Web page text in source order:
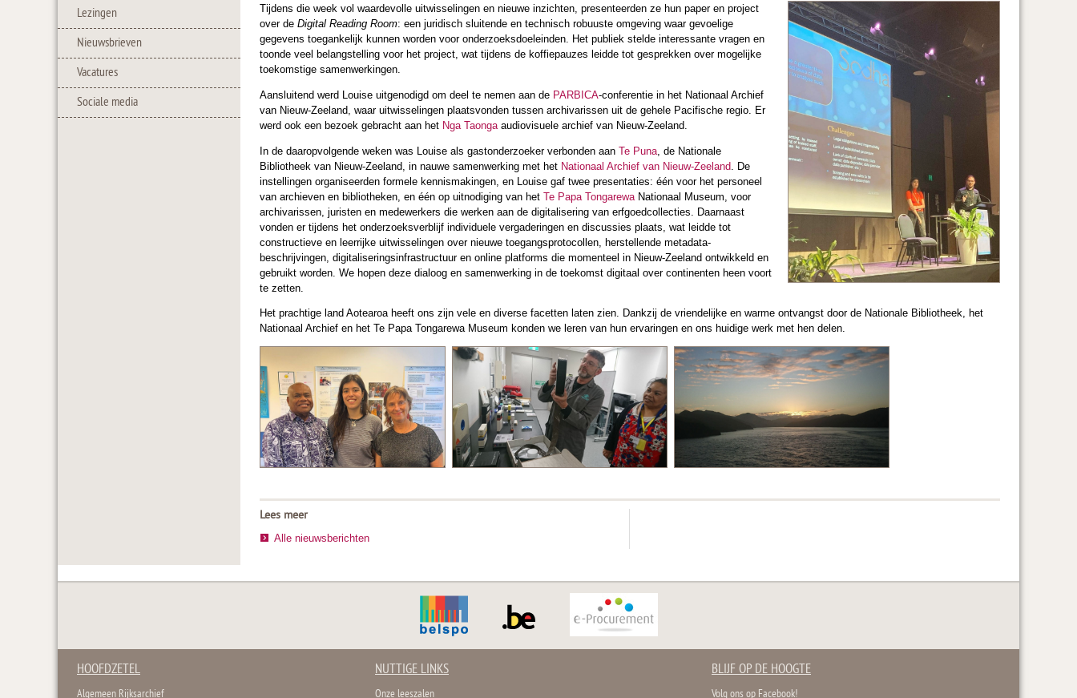
Lezingen
Nieuwsbrieven
Vacatures
Sociale media
Tijdens die week vol waardevolle uitwisselingen en nieuwe inzichten, presenteerden ze hun paper en project
over de Digital Reading Room: een juridisch sluitende en technisch robuuste omgeving waar gevoelige
gegevens toegankelijk kunnen worden voor onderzoeksdoeleinden. Het publiek stelde interessante vragen en
toonde veel belangstelling voor het project, wat tijdens de koffiepauzes leidde tot gesprekken over mogelijke
toekomstige samenwerkingen.
Aansluitend werd Louise uitgenodigd om deel te nemen aan de PARBICA-conferentie in het Nationaal Archief
van Nieuw-Zeeland, waar uitwisselingen plaatsvonden tussen archivarissen uit de gehele Pacifische regio. Er
werd ook een bezoek gebracht aan het Nga Taonga audiovisuele archief van Nieuw-Zeeland.
In de daaropvolgende weken was Louise als gastonderzoeker verbonden aan Te Puna , de Nationale
Bibliotheek van Nieuw-Zeeland, in nauwe samenwerking met het Nationaal Archief van Nieuw-Zeeland . De
instellingen organiseerden formele kennismakingen, en Louise gaf twee presentaties: één voor het personeel
van archieven en bibliotheken, en één op uitnodiging van het Te Papa Tongarewa Nationaal Museum, voor
archivarissen, juristen en medewerkers die werken aan de digitalisering van erfgoedcollecties. Daarnaast
vonden er tijdens het onderzoeksverblijf individuele vergaderingen en discussies plaats, wat leidde tot
constructieve en leerrijke uitwisselingen over nieuwe toegangsprotocollen, herstellende metadata-
beschrijvingen, digitaliseringsinfrastructuur en online platforms die momenteel in Nieuw-Zeeland ontwikkeld en
gebruikt worden. We hopen deze dialoog en samenwerking in de toekomst digitaal over continenten heen voort
te zetten.
Het prachtige land Aotearoa heeft ons zijn vele en diverse facetten laten zien. Dankzij de vriendelijke en warme ontvangst door de Nationale Bibliotheek, het
Nationaal Archief en het Te Papa Tongarewa Museum konden we leren van hun ervaringen en ons huidige werk met hen delen.
Lees meer
Alle nieuwsberichten
HOOFDZETEL
Algemeen Rijksarchief
NUTTIGE LINKS
Onze leeszalen
BLIJF OP DE HOOGTE
Volg ons op Facebook!